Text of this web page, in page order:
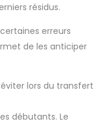
résidus.
erreurs
de les anticiper
lors du transfert
débutants. Le